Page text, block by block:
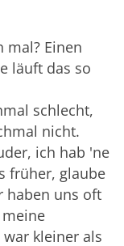
mal? Einen
läuft das so
schlecht,
nicht.
ich hab 'ne
früher, glaube
haben uns oft
kleiner als